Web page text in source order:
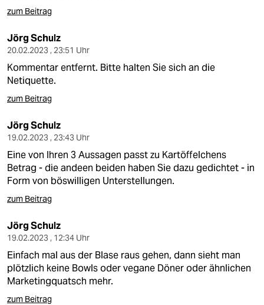
zum Beitrag
Jörg Schulz
20.02.2023 , 23:51 Uhr
Kommentar entfernt. Bitte halten Sie sich an die
Netiquette.
zum Beitrag
Jörg Schulz
19.02.2023 , 23:43 Uhr
Eine von Ihren 3 Aussagen passt zu Kartöffelchens
Betrag - die andeen beiden haben Sie dazu gedichtet - in
Form von böswilligen Unterstellungen.
zum Beitrag
Jörg Schulz
19.02.2023 , 12:34 Uhr
Einfach mal aus der Blase raus gehen, dann sieht man
plötzlich keine Bowls oder vegane Döner oder ähnlichen
Marketingquatsch mehr.
zum Beitrag